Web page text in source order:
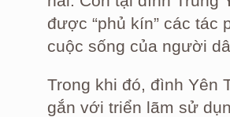
được “phủ kín” các
cuộc sống của người
Trong khi đó, đình Yên
gắn với triển lãm sử